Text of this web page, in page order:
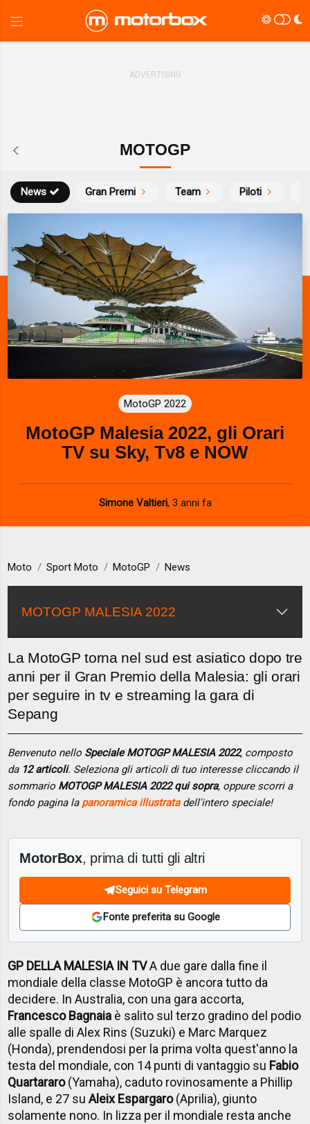
MOTOGP
News Gran Premi Team Piloti
MotoGP 2022
MotoGP Malesia 2022, gli Orari
TV su Sky, Tv8 e NOW
Simone Valtieri, 3 anni fa
Moto Sport Moto MotoGP News
MOTOGP MALESIA 2022
La MotoGP torna nel sud est asiatico dopo tre
anni per il Gran Premio della Malesia: gli orari
per seguire in tv e streaming la gara di
Sepang
Benvenuto nello Speciale MOTOGP MALESIA 2022, composto
da 12 articoli. Seleziona gli articoli di tuo interesse cliccando il
sommario MOTOGP MALESIA 2022 qui sopra, oppure scorri a
fondo pagina la panoramica illustratadell'intero speciale!
MotorBox, prima di tutti gli altri
Seguici su Telegram
Fonte preferita su Google
GP DELLA MALESIA IN TVA due gare dalla fine il
mondiale della classe MotoGP è ancora tutto da
decidere. In Australia, con una gara accorta,
Francesco Bagnaia è salito sul terzo gradino del podio
alle spalle di Alex Rins (Suzuki) e Marc Marquez
(Honda), prendendosi per la prima volta quest'anno la
testa del mondiale, con 14 punti di vantaggio su Fabio
Quartararo(Yamaha), caduto rovinosamente a Phillip
Island, e 27 suAleix Espargaro(Aprilia), giunto
solamente nono. In lizza per il mondiale resta anche